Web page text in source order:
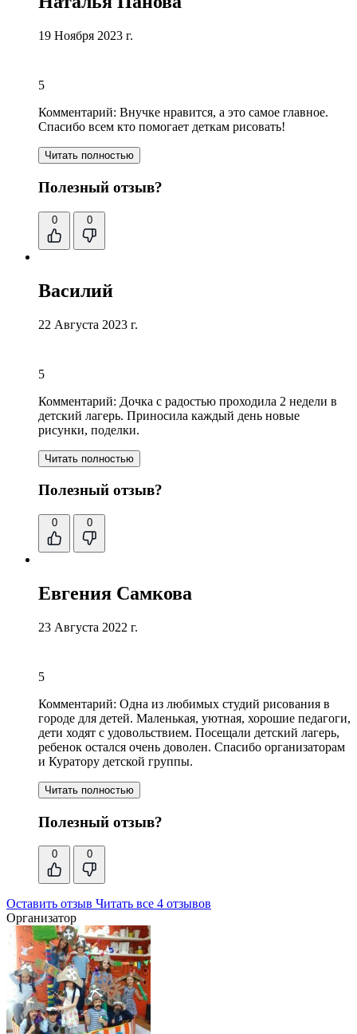
19 Ноября 2023 г.
5
Комментарий: Внучке нравится, а это самое главное.
Спасибо всем кто помогает деткам рисовать!
Читать полностью
Полезный отзыв?
0 0
Василий
22 Августа 2023 г.
5
Комментарий: Дочка с радостью проходила 2 недели в
детский лагерь. Приносила каждый день новые
рисунки, поделки.
Читать полностью
Полезный отзыв?
0 0
Евгения Самкова
23 Августа 2022 г.
5
Комментарий: Одна из любимых студий рисования в
городе для детей. Маленькая, уютная, хорошие педагоги,
дети ходят с удовольствием. Посещали детский лагерь,
ребенок остался очень доволен. Спасибо организаторам
и Куратору детской группы.
Читать полностью
Полезный отзыв?
0 0
Оставить отзыв Читать все 4 отзывов
Организатор